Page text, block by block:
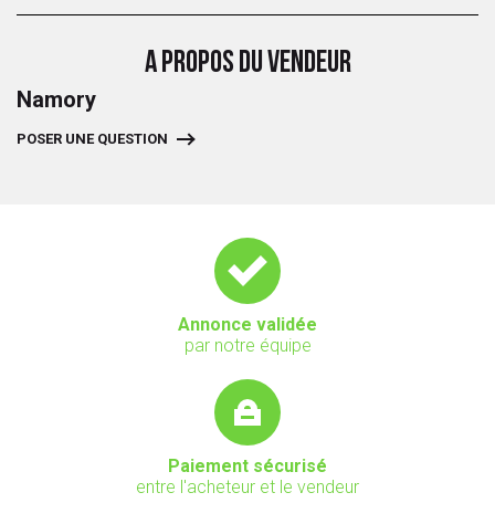
A PROPOS DU VENDEUR
Namory
POSER UNE QUESTION
Annonce validée
par notre équipe
Paiement sécurisé
entre l'acheteur et le vendeur